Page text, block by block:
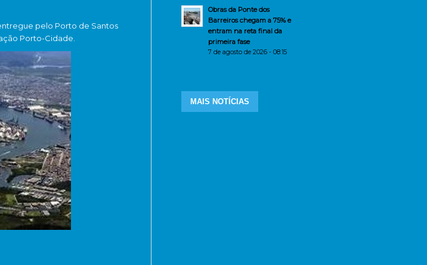
pelo Porto de Santos
Porto-Cidade.
Obras da Ponte dos
Barreiros chegam a 75% e
entram na reta final da
primeira fase
7 de agosto de 2026 - 08:15
MAIS NOTÍCIAS